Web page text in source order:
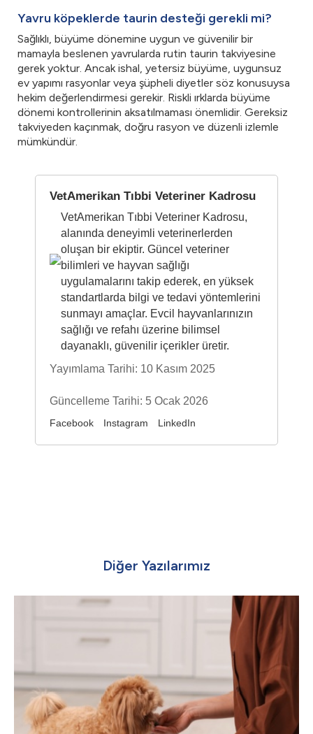
Yavru köpeklerde taurin desteği gerekli mi?
Sağlıklı, büyüme dönemine uygun ve güvenilir bir
mamayla beslenen yavrularda rutin taurin takviyesine
gerek yoktur. Ancak ishal, yetersiz büyüme, uygunsuz
ev yapımı rasyonlar veya şüpheli diyetler söz konusuysa
hekim değerlendirmesi gerekir. Riskli ırklarda büyüme
dönemi kontrollerinin aksatılmaması önemlidir. Gereksiz
takviyeden kaçınmak, doğru rasyon ve düzenli izlemle
mümkündür.
VetAmerikan Tıbbi Veteriner Kadrosu
VetAmerikan Tıbbi Veteriner Kadrosu,
alanında deneyimli veterinerlerden
oluşan bir ekiptir. Güncel veteriner
bilimleri ve hayvan sağlığı
uygulamalarını takip ederek, en yüksek
standartlarda bilgi ve tedavi yöntemlerini
sunmayı amaçlar. Evcil hayvanlarınızın
sağlığı ve refahı üzerine bilimsel
dayanaklı, güvenilir içerikler üretir.
Yayımlama Tarihi: 10 Kasım 2025
Güncelleme Tarihi: 5 Ocak 2026
Facebook Instagram LinkedIn
Diğer Yazılarımız